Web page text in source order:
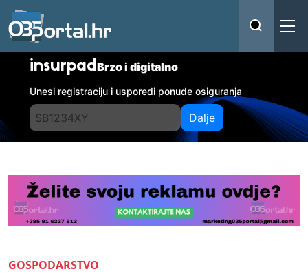
insurpadBrzo i digitalno
Unesi registraciju i usporedi ponude osiguranja
Dalje
GOSPODARSTVO